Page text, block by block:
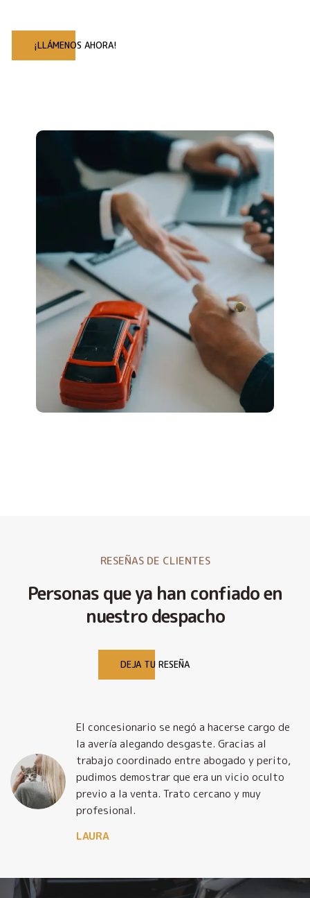
¡LLÁMENOS AHORA!
RESEÑAS DE CLIENTES
Personas que ya han confiado en
nuestro despacho
DEJA TU RESEÑA
El concesionario se negó a hacerse cargo de
la avería alegando desgaste. Gracias al
trabajo coordinado entre abogado y perito,
pudimos demostrar que era un vicio oculto
previo a la venta. Trato cercano y muy
profesional.
LAURA